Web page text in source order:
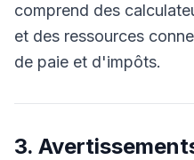
comprend des
et des ressources
de paie et d'impôts.
3.